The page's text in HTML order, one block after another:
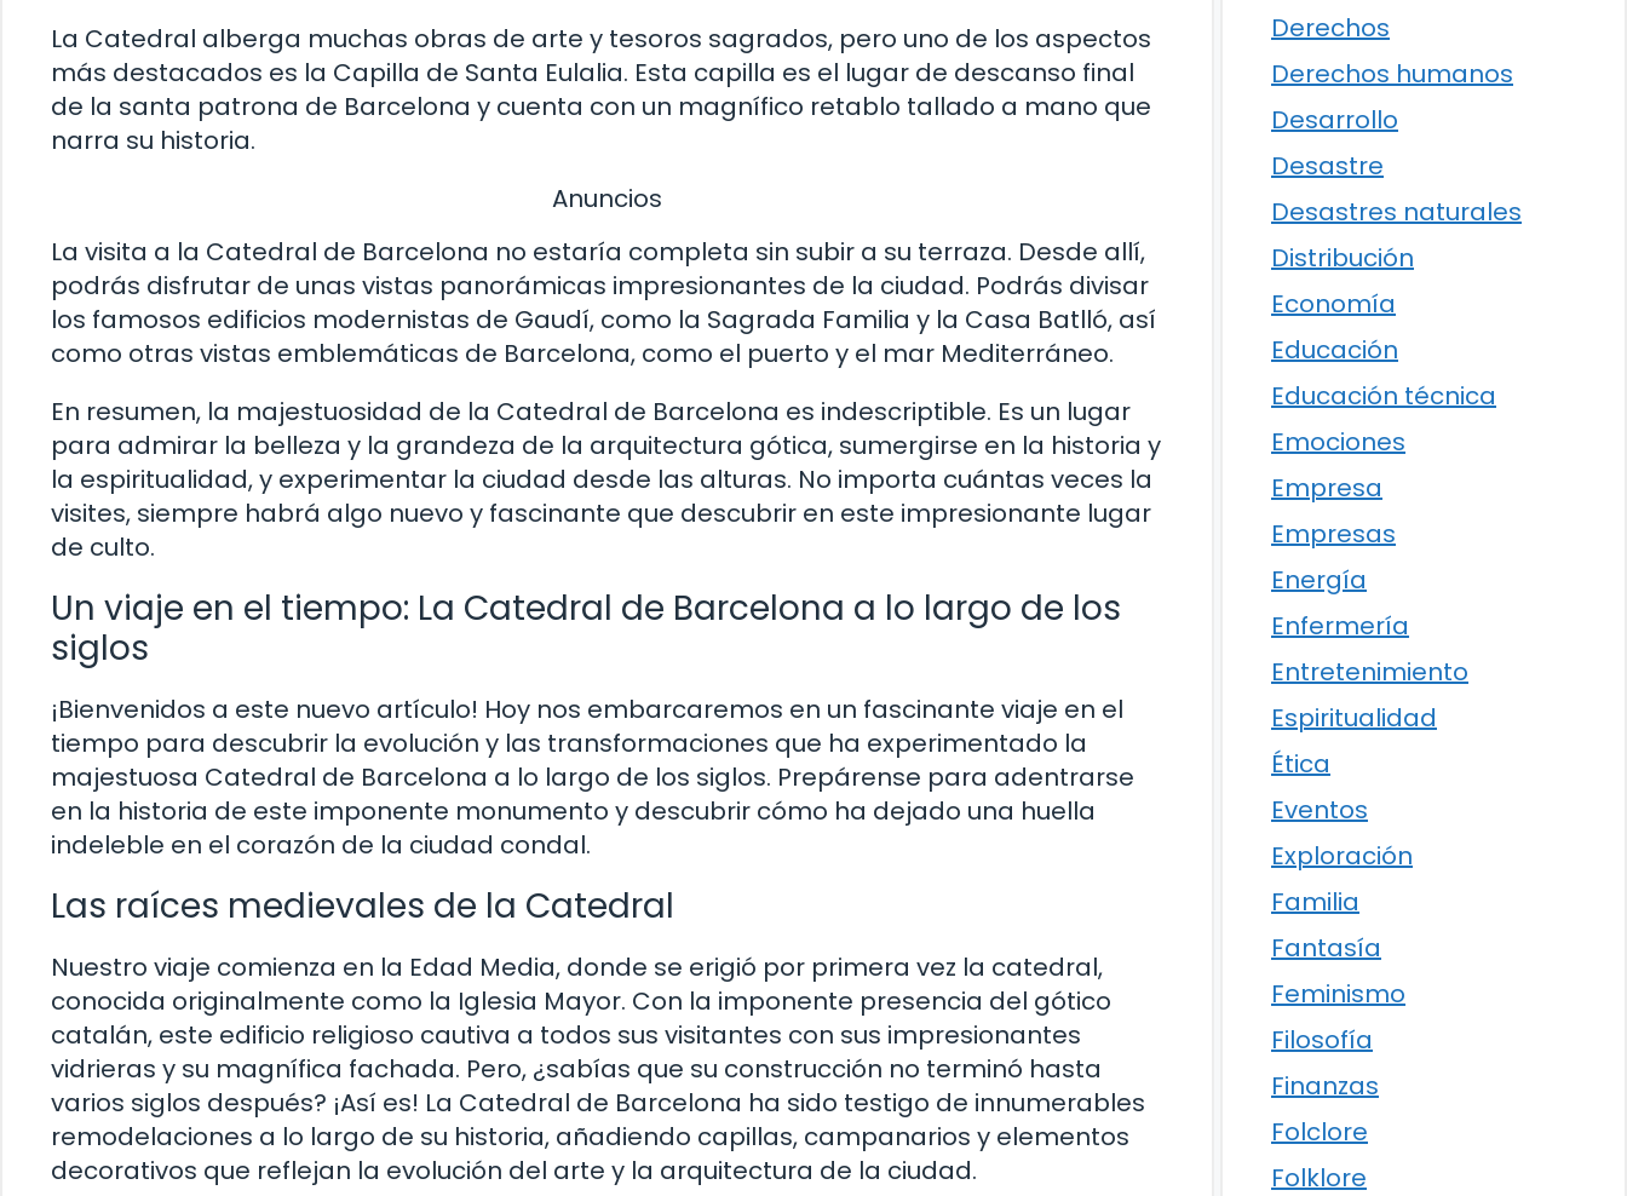
La Catedral alberga muchas obras de arte y tesoros sagrados, pero uno de los aspectos
más destacados es la Capilla de Santa Eulalia. Esta capilla es el lugar de descanso final
de la santa patrona de Barcelona y cuenta con un magnífico retablo tallado a mano que
narra su historia.
Anuncios
La visita a la Catedral de Barcelona no estaría completa sin subir a su terraza. Desde allí,
podrás disfrutar de unas vistas panorámicas impresionantes de la ciudad. Podrás divisar
los famosos edificios modernistas de Gaudí, como la Sagrada Familia y la Casa Batlló, así
como otras vistas emblemáticas de Barcelona, como el puerto y el mar Mediterráneo.
En resumen, la majestuosidad de la Catedral de Barcelona es indescriptible. Es un lugar
para admirar la belleza y la grandeza de la arquitectura gótica, sumergirse en la historia y
la espiritualidad, y experimentar la ciudad desde las alturas. No importa cuántas veces la
visites, siempre habrá algo nuevo y fascinante que descubrir en este impresionante lugar
de culto.
Un viaje en el tiempo: La Catedral de Barcelona a lo largo de los
siglos
¡Bienvenidos a este nuevo artículo! Hoy nos embarcaremos en un fascinante viaje en el
tiempo para descubrir la evolución y las transformaciones que ha experimentado la
majestuosa Catedral de Barcelona a lo largo de los siglos. Prepárense para adentrarse
en la historia de este imponente monumento y descubrir cómo ha dejado una huella
indeleble en el corazón de la ciudad condal.
Las raíces medievales de la Catedral
Nuestro viaje comienza en la Edad Media, donde se erigió por primera vez la catedral,
conocida originalmente como la Iglesia Mayor. Con la imponente presencia del gótico
catalán, este edificio religioso cautiva a todos sus visitantes con sus impresionantes
vidrieras y su magnífica fachada. Pero, ¿sabías que su construcción no terminó hasta
varios siglos después? ¡Así es! La Catedral de Barcelona ha sido testigo de innumerables
remodelaciones a lo largo de su historia, añadiendo capillas, campanarios y elementos
decorativos que reflejan la evolución del arte y la arquitectura de la ciudad.
Derechos
Derechos humanos
Desarrollo
Desastre
Desastres naturales
Distribución
Economía
Educación
Educación técnica
Emociones
Empresa
Empresas
Energía
Enfermería
Entretenimiento
Espiritualidad
Ética
Eventos
Exploración
Familia
Fantasía
Feminismo
Filosofía
Finanzas
Folclore
Folklore